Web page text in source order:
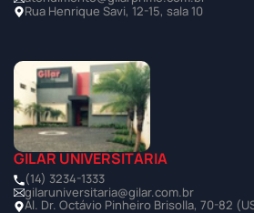
Rua Henrique Savi, 12-15, sala 10
GILAR UNIVERSITÁRIA
(14) 3234-1333
gilaruniversitaria@gilar.com.br
Al. Dr. Octávio Pinheiro Brisolla, 70-82